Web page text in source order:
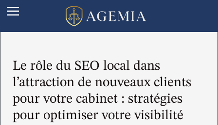
Le rôle du SEO local dans
l’attraction de nouveaux clients
pour votre cabinet : stratégies
pour optimiser votre visibilité